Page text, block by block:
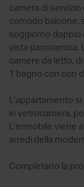
camera di
comodo balcone,
soggiorno doppio
vista panoramica.
camere da letto,
1 bagno con con
L’appartamento
in vetrocamera,
L’immobile
arredi della
Completano la